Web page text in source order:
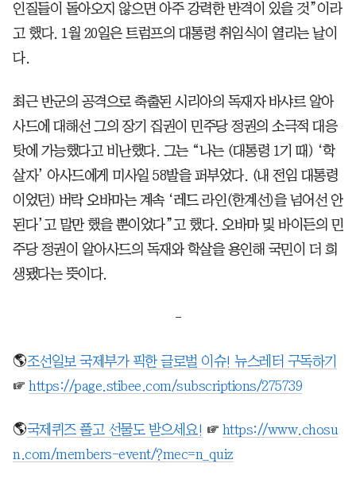
인질들이 돌아오지 않으면 아주 강력한 반격이 있을 것”이라
고 했다. 1월 20일은 트럼프의 대통령 취임식이 열리는 날이
다.
최근 반군의 공격으로 축출된 시리아의 독재자 바샤르 알아
사드에 대해선 그의 장기 집권이 민주당 정권의 소극적 대응
탓에 가능했다고 비난했다. 그는 “나는 (대통령 1기 때) ‘학
살자’ 아사드에게 미사일 58발을 퍼부었다. (내 전임 대통령
이었던) 버락 오바마는 계속 ‘레드 라인(한계선)을 넘어선 안
된다’고 말만 했을 뿐이었다”고 했다. 오바마 및 바이든의 민
주당 정권이 알아사드의 독재와 학살을 용인해 국민이 더 희
생됐다는 뜻이다.
-
🌎조선일보 국제부가 픽한 글로벌 이슈! 뉴스레터 구독하기
☞ https://page.stibee.com/subscriptions/275739
🌎국제퀴즈 풀고 선물도 받으세요! ☞ https://www.chosu
n.com/members-event/?mec=n_quiz